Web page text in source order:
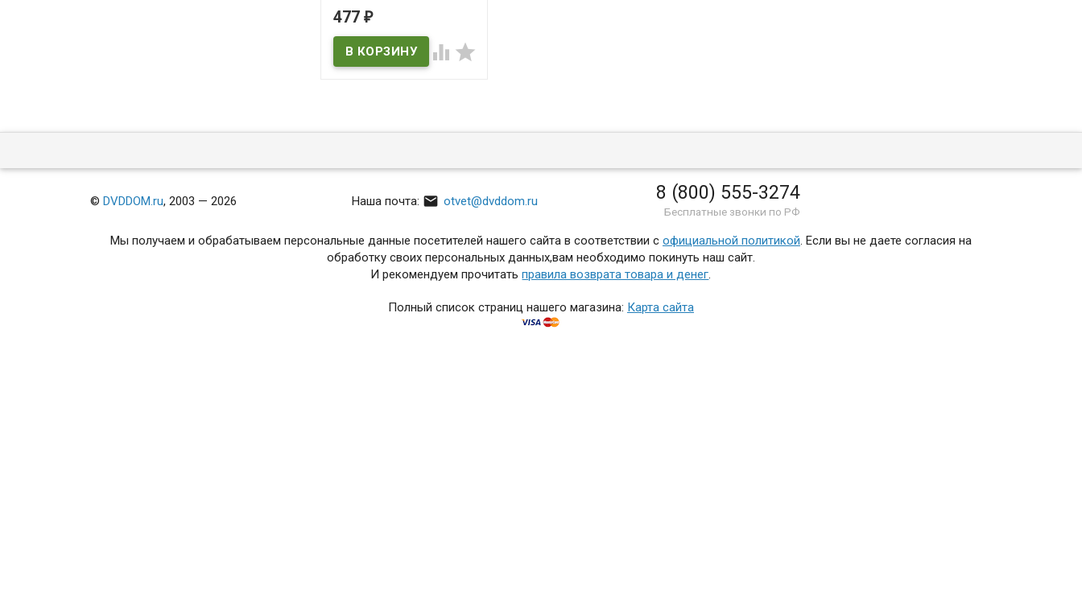
В наличии
Avenging Angelo
477 ₽
 
©DVDDOM.ru, 2003 — 2026 Наша почта:  otvet@dvddom.ru 8 (800) 555-3274
Бесплатные звонки по РФ
Мы получаем и обрабатываем персональные данные посетителей нашего сайта в соответствии с официальной политикой. Если вы не даете согласия на
обработку своих персональных данных,вам необходимо покинуть наш сайт.
И рекомендуем прочитатьправила возврата товара и денег.
Полный список страниц нашего магазина: Карта сайта